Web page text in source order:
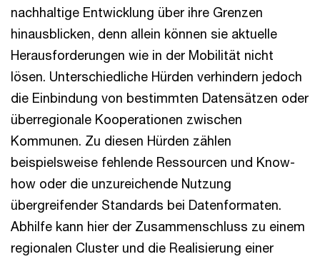
nachhaltige Entwicklung über ihre Grenzen
hinausblicken, denn allein können sie aktuelle
Herausforderungen wie in der Mobilität nicht
lösen. Unterschiedliche Hürden verhindern jedoch
die Einbindung von bestimmten Datensätzen oder
überregionale Kooperationen zwischen
Kommunen. Zu diesen Hürden zählen
beispielsweise fehlende Ressourcen und Know-
how oder die unzureichende Nutzung
übergreifender Standards bei Datenformaten.
Abhilfe kann hier der Zusammenschluss zu einem
regionalen Cluster und die Realisierung einer